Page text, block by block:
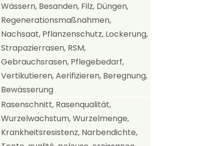
Wässern, Besanden, Filz, Düngen,
Regenerationsmaßnahmen,
Nachsaat, Pflanzenschutz, Lockerung,
Strapazierrasen, RSM,
Gebrauchsrasen, Pflegebedarf,
Vertikutieren, Aerifizieren, Beregnung,
Bewässerung
Rasenschnitt, Rasenqualität,
Wurzelwachstum, Wurzelmenge,
Krankheitsresistenz, Narbendichte,